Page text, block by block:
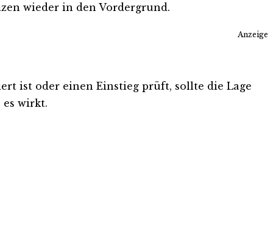
wieder in den Vordergrund.
Anzeige
ist oder einen Einstieg prüft, sollte die Lage
es wirkt.